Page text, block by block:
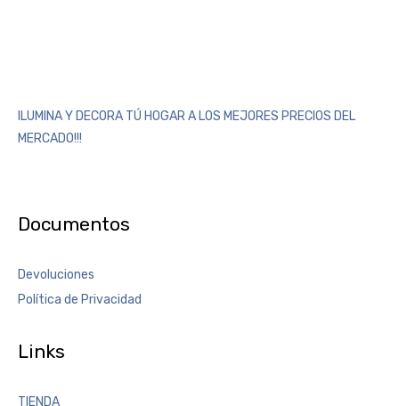
ILUMINA Y DECORA TÚ HOGAR A LOS MEJORES PRECIOS DEL
MERCADO!!!
Documentos
Devoluciones
Política de Privacidad
Links
TIENDA